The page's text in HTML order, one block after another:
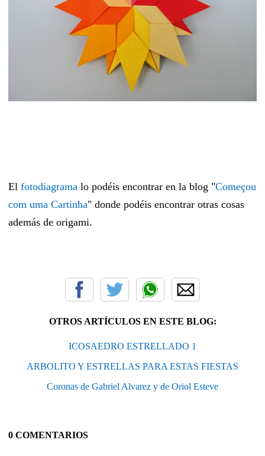
El fotodiagrama lo podéis encontrar en la blog "Começou
com uma Cartinha" donde podéis encontrar otras cosas
además de origami.
OTROS ARTÍCULOS EN ESTE BLOG:
ICOSAEDRO ESTRELLADO 1
ARBOLITO Y ESTRELLAS PARA ESTAS FIESTAS
Coronas de Gabriel Alvarez y de Oriol Esteve
0 COMENTARIOS